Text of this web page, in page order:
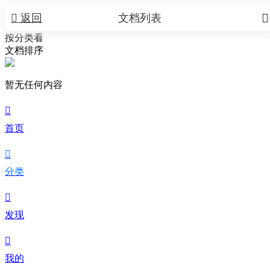
 返回 
文档列表
按分类看
文档排序
暂无任何内容

首页

分类

发现

我的